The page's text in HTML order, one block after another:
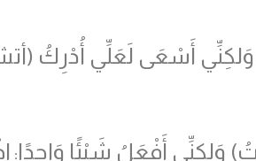
أَسْعَى لَعَلِّي أُدْرِكُ
أَفْعَلُ شَيْئًا وَاحِدًا: إِذْ